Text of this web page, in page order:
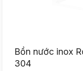
Bồn nước inox
304